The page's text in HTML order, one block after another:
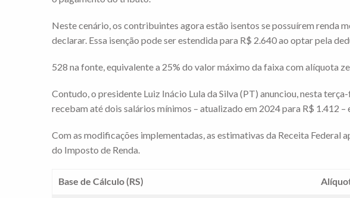
Neste cenário, os contribuintes agora estão isentos se possuírem renda
declarar. Essa isenção pode ser estendida para R$ 2.640 ao optar pela
528 na fonte, equivalente a 25% do valor máximo da faixa com alíquota
Contudo, o presidente Luiz Inácio Lula da Silva (PT) anunciou, nesta
recebam até dois salários mínimos – atualizado em 2024 para R$ 1.412 –
Com as modificações implementadas, as estimativas da Receita
do Imposto de Renda.
Base de Cálculo (RS)